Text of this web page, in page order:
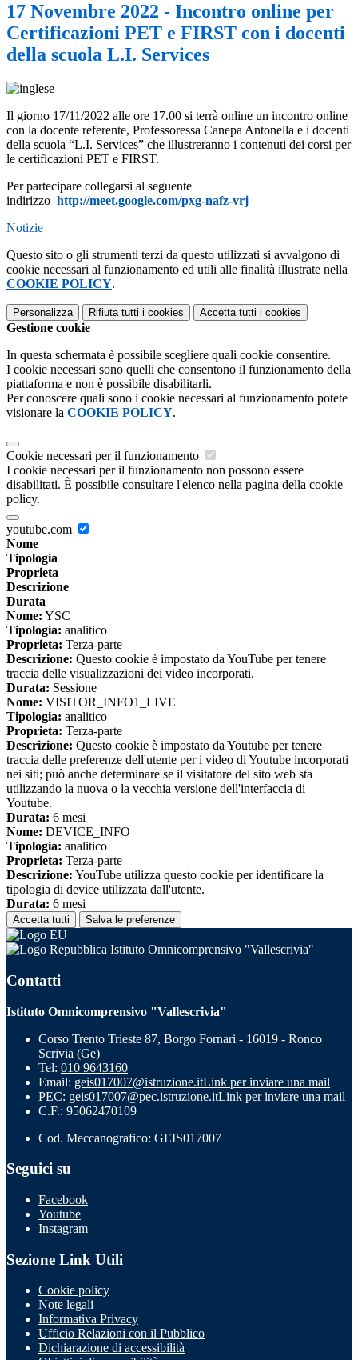
17 Novembre 2022 - Incontro online per
Certificazioni PET e FIRST con i docenti
della scuola L.I. Services
Il giorno 17/11/2022 alle ore 17.00 si terrà online un incontro online
con la docente referente, Professoressa Canepa Antonella e i docenti
della scuola “L.I. Services” che illustreranno i contenuti dei corsi per
le certificazioni PET e FIRST.
Per partecipare collegarsi al seguente
indirizzo http://meet.google.com/pxg-nafz-vrj
Notizie
Questo sito o gli strumenti terzi da questo utilizzati si avvalgono di
cookie necessari al funzionamento ed utili alle finalità illustrate nella
COOKIE POLICY.
Personalizza Rifiuta tutti i cookies Accetta tutti i cookies
Gestione cookie
In questa schermata è possibile scegliere quali cookie consentire.
I cookie necessari sono quelli che consentono il funzionamento della
piattaforma e non è possibile disabilitarli.
Per conoscere quali sono i cookie necessari al funzionamento potete
visionare la COOKIE POLICY.
Cookie necessari per il funzionamento
I cookie necessari per il funzionamento non possono essere
disabilitati. È possibile consultare l'elenco nella pagina della cookie
policy.
youtube.com
Nome
Tipologia
Proprieta
Descrizione
Durata
Nome: YSC
Tipologia: analitico
Proprieta: Terza-parte
Descrizione: Questo cookie è impostato da YouTube per tenere
traccia delle visualizzazioni dei video incorporati.
Durata: Sessione
Nome: VISITOR_INFO1_LIVE
Tipologia: analitico
Proprieta: Terza-parte
Descrizione: Questo cookie è impostato da Youtube per tenere
traccia delle preferenze dell'utente per i video di Youtube incorporati
nei siti; può anche determinare se il visitatore del sito web sta
utilizzando la nuova o la vecchia versione dell'interfaccia di
Youtube.
Durata: 6 mesi
Nome: DEVICE_INFO
Tipologia: analitico
Proprieta: Terza-parte
Descrizione: YouTube utilizza questo cookie per identificare la
tipologia di device utilizzata dall'utente.
Durata: 6 mesi
Accetta tutti Salva le preferenze
Istituto Omnicomprensivo "Vallescrivia"
Contatti
Istituto Omnicomprensivo "Vallescrivia"
Corso Trento Trieste 87, Borgo Fornari - 16019 - Ronco
Scrivia (Ge)
Tel: 010 9643160
Email: geis017007@istruzione.itLink per inviare una mail
PEC: geis017007@pec.istruzione.itLink per inviare una mail
C.F.: 95062470109
Cod. Meccanografico: GEIS017007
Seguici su
Facebook
Youtube
Instagram
Sezione Link Utili
Cookie policy
Note legali
Informativa Privacy
Ufficio Relazioni con il Pubblico
Dichiarazione di accessibilità